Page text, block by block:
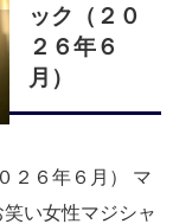
ック（２０
２６年６
月）
２６年６月） マ
い女性マジシャ